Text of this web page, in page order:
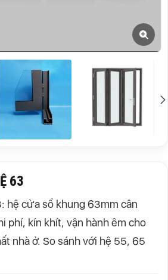
63
hệ cửa sổ khung 63mm cân
phí, kín khít, vận hành êm cho
nhà ở. So sánh với hệ 55, 65